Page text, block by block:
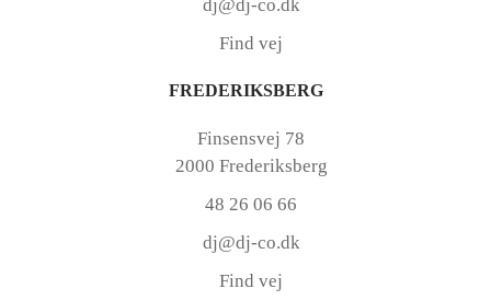
dj@dj-co.dk
Find vej
FREDERIKSBERG
Finsensvej 78
2000 Frederiksberg
48 26 06 66
dj@dj-co.dk
Find vej